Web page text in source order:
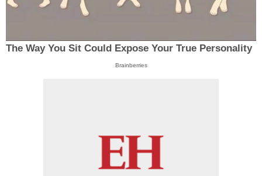
The Way You Sit Could Expose Your True Personality
Brainberries